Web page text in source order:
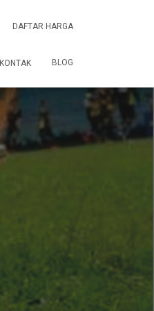
DAFTAR HARGA
KONTAK BLOG